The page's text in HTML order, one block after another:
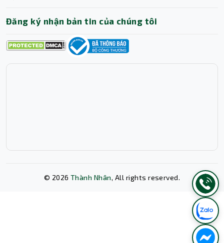
Không chỉ mạnh mẽ, Gigabyte AI TOP 100 còn mang đến
diện mạo đậm chất chuyên nghiệp. Thùng máy Full
Tower kích thước 548 x 250 x 482 mm, được thiết kế với
luồng gió khoa học, tản nhiệt chủ động đa hướng, giúp
hệ thống lưu trữ tốc độ cao mà không xảy ra sụt áp hay
Thiết kế bên ngoài kết hợp giữa kim loại xám và kính
cường lực, tạo nên phong cách vừa hiện đại, vừa mạnh
mẽ – thể hiện rõ tinh thần “AI-powered workstation” mà
Đăng ký nhận bản tin của chúng tôi
© 2026 Thành Nhân, All rights reserved.